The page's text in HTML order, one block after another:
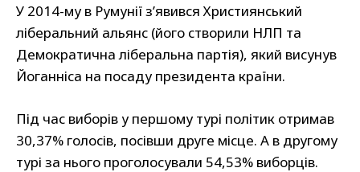
У 2014-му в Румунії зʼявився Християнський
ліберальний альянс (його створили НЛП та
Демократична ліберальна партія), який висунув
Йоганніса на посаду президента країни.
Під час виборів у першому турі політик отримав
30,37% голосів, посівши друге місце. А в другому
турі за нього проголосували 54,53% виборців.